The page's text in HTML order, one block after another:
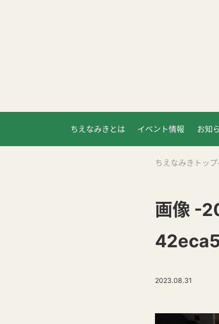
ちえなみきとは イベント情報 お知
ちえなみきトッ
画像 -
2023.08.31